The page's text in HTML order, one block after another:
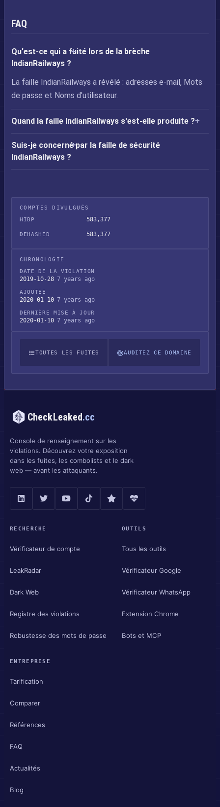
FAQ
Qu'est-ce qui a fuité lors de la brèche
IndianRailways ?
La faille IndianRailways a révélé : adresses e-mail, Mots
de passe et Noms d'utilisateur.
Quand la faille IndianRailways s'est-elle produite ?
Suis-je concerné par la faille de sécurité
IndianRailways ?
COMPTES DIVULGUÉS
HIBP
583,377
DEHASHED 583,377
CHRONOLOGIE
DATE DE LA VIOLATION
2019-10-28 7 years ago
AJOUTÉE
2020-01-10 7 years ago
DERNIÈRE MISE À JOUR
2020-01-10 7 years ago
TOUTES LES FUITES AUDITEZ CE DOMAINE
CheckLeaked.cc
Console de renseignement sur les
violations. Découvrez votre exposition
dans les fuites, les combolists et le dark
web — avant les attaquants.
RECHERCHE
Vérificateur de compte
LeakRadar
Dark Web
Registre des violations
Robustesse des mots de passe
OUTILS
Tous les outils
Vérificateur Google
Vérificateur WhatsApp
Extension Chrome
Bots et MCP
ENTREPRISE
Tarification
Comparer
Références
FAQ
Actualités
Blog